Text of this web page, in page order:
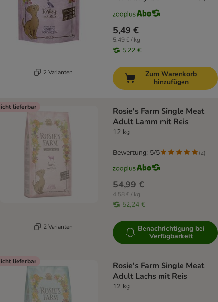
2 Varianten
5,49 €
5,49 € / kg
5,22 €
Zum Warenkorb
hinzufügen
lieferbar
2 Varianten
Rosie's Farm Single Meat
Adult Lamm mit Reis
12 kg
54,99 €
4,58 € / kg
52,24 €
Bewertung: 5/5 (2)
Benachrichtigung bei
Verfügbarkeit
lieferbar
Rosie's Farm Single Meat
Adult Lachs mit Reis
12 kg